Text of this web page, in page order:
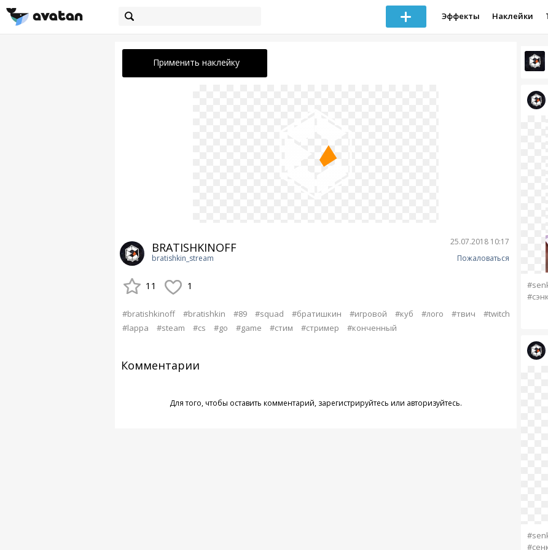
Эффекты Наклейки
Применить наклейку
BRATISHKINOFF
bratishkin_stream
25.07.2018 10:17
Пожаловаться
11 1
#bratishkinoff #bratishkin #89 #squad #братишкин #игровой #куб #лого #твич
#twitch
#lappa
#steam #cs #go #game #стим #стример #конченный
Комментарии
Для того, чтобы оставить комментарий, зарегистрируйтесь или авторизуйтесь.